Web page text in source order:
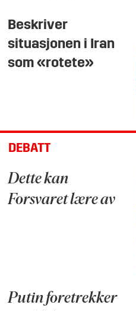
Beskriver
situasjonen i Iran
som «rotete»
DEBATT
Dette kan
Forsvaret lære av
Putin foretrekker